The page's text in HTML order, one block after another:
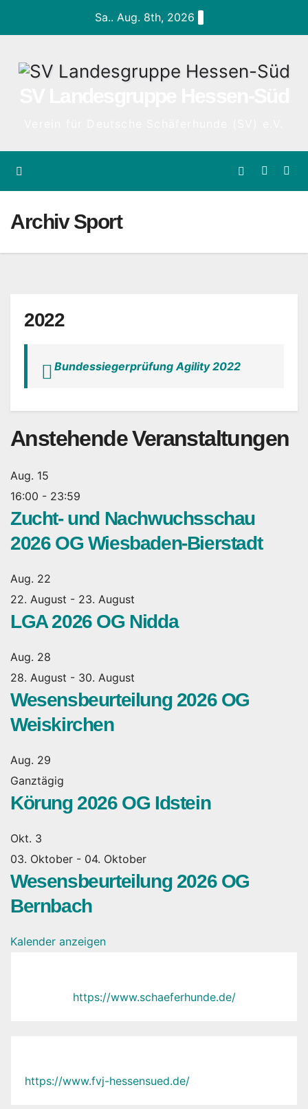
Sa.. Aug. 8th, 2026
Archiv Sport
2022
Bundessiegerprüfung Agility 2022
Anstehende Veranstaltungen
Aug. 15
16:00 - 23:59
Zucht- und Nachwuchsschau
2026 OG Wiesbaden-Bierstadt
Aug. 22
22. August - 23. August
LGA 2026 OG Nidda
Aug. 28
28. August - 30. August
Wesensbeurteilung 2026 OG
Weiskirchen
Aug. 29
Ganztägig
Körung 2026 OG Idstein
Okt. 3
03. Oktober - 04. Oktober
Wesensbeurteilung 2026 OG
Bernbach
Kalender anzeigen
https://www.schaeferhunde.de/
https://www.fvj-hessensued.de/